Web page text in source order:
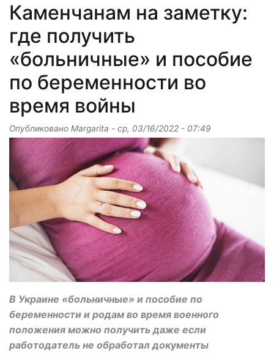
Каменчанам на заметку:
где получить
«больничные» и пособие
по беременности во
время войны
Опубликовано Margarita - ср, 03/16/2022 - 07:49
В Украине «больничные» и пособие по
беременности и родам во время военного
положения можно получить даже если
работодатель не обработал документы